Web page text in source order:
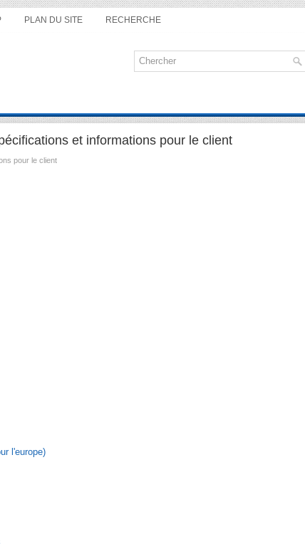
PLAN DU SITE RECHERCHE
et informations pour le client
pour le client
l'europe)